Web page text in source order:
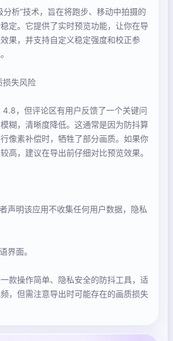
分析”技术，旨在将跑步、移动中拍摄的
定。它提供了实时预览功能，让你在导
果，并支持自定义稳定强度和校正参
失风险
4.8，但评论区有用户反馈了一个关键问
糊，清晰度降低。这通常是因为防抖算
像素补偿时，牺牲了部分画质。如果你
高，建议在导出前仔细对比预览效果。
声明该应用不收集任何用户数据，隐私
界面。
款操作简单、隐私安全的防抖工具，适
，但需注意导出时可能存在的画质损失